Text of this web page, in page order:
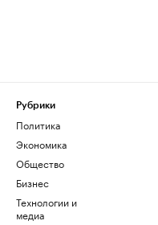
Рубрики
Политика
Экономика
Общество
Бизнес
Технологии и
медиа